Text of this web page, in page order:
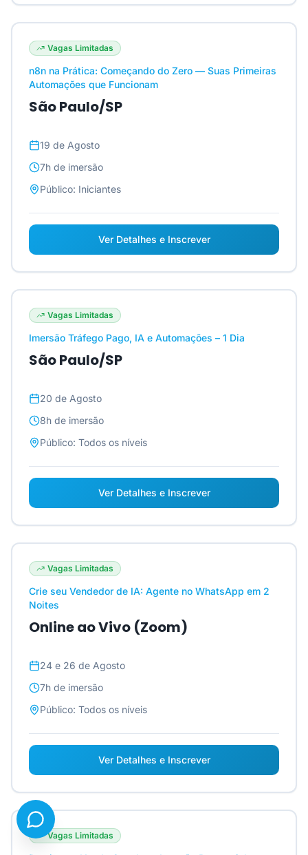
Vagas Limitadas
n8n na Prática: Começando do Zero — Suas Primeiras
Automações que Funcionam
São Paulo/SP
19 de Agosto
7h de imersão
Público: Iniciantes
Ver Detalhes e Inscrever
Vagas Limitadas
Imersão Tráfego Pago, IA e Automações – 1 Dia
São Paulo/SP
20 de Agosto
8h de imersão
Público: Todos os níveis
Ver Detalhes e Inscrever
Vagas Limitadas
Crie seu Vendedor de IA: Agente no WhatsApp em 2
Noites
Online ao Vivo (Zoom)
24 e 26 de Agosto
7h de imersão
Público: Todos os níveis
Ver Detalhes e Inscrever
Vagas Limitadas